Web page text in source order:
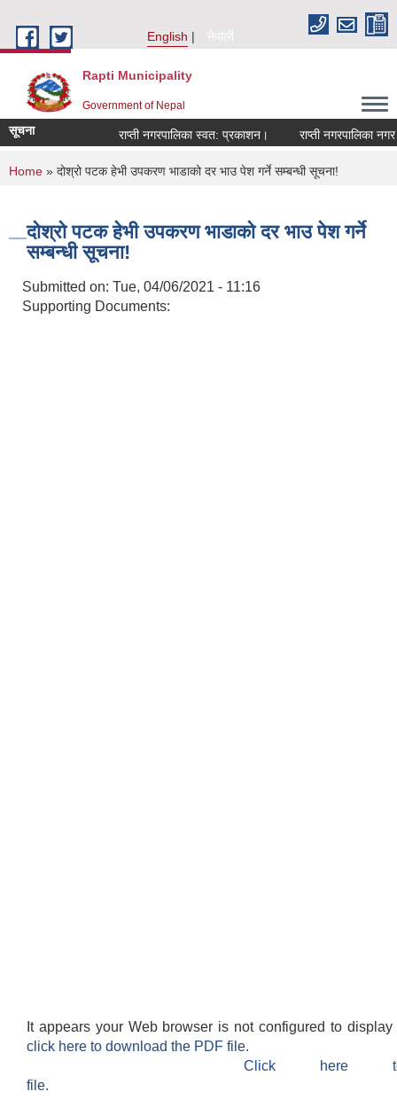
English
नेपाली
Rapti Municipality
Government of Nepal
सूचना राप्ती नगरपालिका स्वत: प्रकाशन। राप्ती नगरपालिका नगर
You are here
Home » दोश्रो पटक हेभी उपकरण भाडाको दर भाउ पेश गर्ने सम्बन्धी सूचना!
दोश्रो पटक हेभी उपकरण भाडाको दर भाउ पेश गर्ने
सम्बन्धी सूचना!
Submitted on: Tue, 04/06/2021 - 11:16
Supporting Documents:
It appears your Web browser is not configured to
click here to download the PDF file.
Click here
file.